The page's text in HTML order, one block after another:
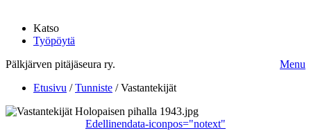
Katso
Työpöytä
Pälkjärven pitäjäseura ry.
Menu
Etusivu /Tunniste /Vastantekijät
Edellinendata-iconpos="notext"